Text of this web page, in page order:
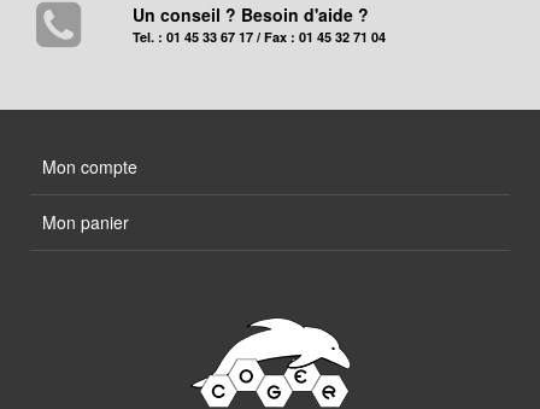
Un conseil ? Besoin d'aide ?
Tel. : 01 45 33 67 17 / Fax : 01 45 32 71 04
Mon compte
Mon panier